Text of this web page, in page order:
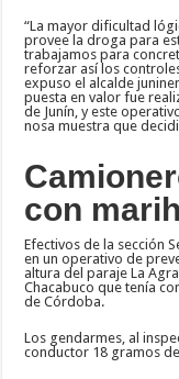
“La mayor dificultad
provee la droga para
trabajamos para
reforzar así los
expuso el alcalde
puesta en valor fue
de Junín, y este
nosa muestra que
con
Efectivos de la sección
en un operativo de
altura del paraje La
Chacabuco que tenía
de Córdoba.
Los gendarmes, al
conductor 18 gramos